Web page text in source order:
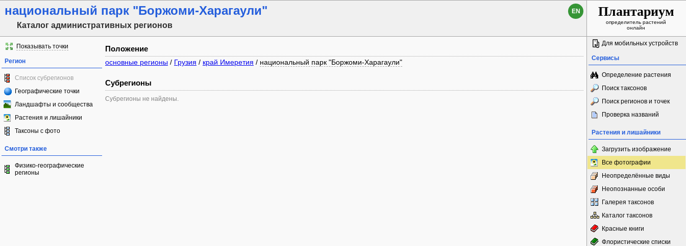
национальный парк "Боржоми-Харагаули"
Каталог административных регионов
EN Плантариум
определитель растений
онлайн
Показывать точки
Регион
Список субрегионов
Географические точки
Ландшафты и сообщества
Растения и лишайники
Таксоны с фото
Смотри также
Физико-географические
регионы
Положение
основные регионы / Грузия / край Имеретия / национальный парк "Боржоми-Харагаули"
Субрегионы
Субрегионы не найдены.
Для мобильных устройств
Сервисы
Определение растения
Поиск таксонов
Поиск регионов и точек
Проверка названий
Растения и лишайники
Загрузить изображение
Все фотографии
Неопределённые виды
Неопознанные особи
Галерея таксонов
Каталог таксонов
Красные книги
Флористические списки